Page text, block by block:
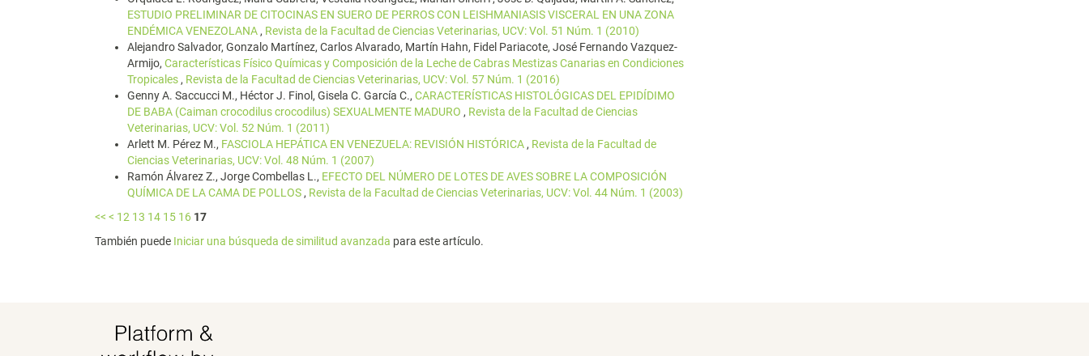
ESTUDIO PRELIMINAR DE CITOCINAS EN SUERO DE PERROS CON LEISHMANIASIS VISCERAL EN UNA ZONA
ENDÉMICA VENEZOLANA , Revista de la Facultad de Ciencias Veterinarias, UCV: Vol. 51 Núm. 1 (2010)
Alejandro Salvador, Gonzalo Martínez, Carlos Alvarado, Martín Hahn, Fidel Pariacote, José Fernando Vazquez-
Armijo, Características Físico Químicas y Composición de la Leche de Cabras Mestizas Canarias en Condiciones
Tropicales , Revista de la Facultad de Ciencias Veterinarias, UCV: Vol. 57 Núm. 1 (2016)
Genny A. Saccucci M., Héctor J. Finol, Gisela C. García C., CARACTERÍSTICAS HISTOLÓGICAS DEL EPIDÍDIMO
DE BABA (Caiman crocodilus crocodilus) SEXUALMENTE MADURO , Revista de la Facultad de Ciencias
Veterinarias, UCV: Vol. 52 Núm. 1 (2011)
Arlett M. Pérez M., FASCIOLA HEPÁTICA EN VENEZUELA: REVISIÓN HISTÓRICA , Revista de la Facultad de
Ciencias Veterinarias, UCV: Vol. 48 Núm. 1 (2007)
Ramón Álvarez Z., Jorge Combellas L., EFECTO DEL NÚMERO DE LOTES DE AVES SOBRE LA COMPOSICIÓN
QUÍMICA DE LA CAMA DE POLLOS , Revista de la Facultad de Ciencias Veterinarias, UCV: Vol. 44 Núm. 1 (2003)
<< < 12 13 14 15 16 17
También puede Iniciar una búsqueda de similitud avanzada para este artículo.